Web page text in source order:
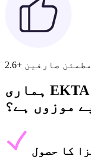
مطمئن صارفین
ہماری EKTA ٹریول انشورنس کس کے
موزوں ہے؟
کا حصول